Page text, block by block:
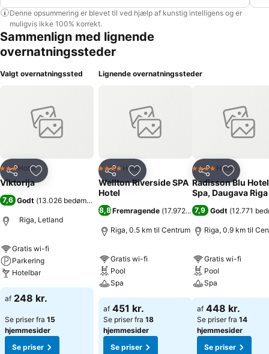
Denne opsummering er blevet til ved hjælp af kunstig intelligens og er
muligvis ikke 100% korrekt.
Sammenlign med lignende
overnatningssteder
Valgt overnatningssted
Del Føj til favoritter
3 Stjerner
Hotel
Viktorija
7,6 Godt (13.026 bedømmelser
Riga, Letland
Gratis wi-fi
Parkering
Hotelbar
af 248 kr.
Se priser fra 15
hjemmesider
Se priser
Lignende overnatningssteder
Del Føj til favoritter
4 StjernerHotel
Wellton Riverside SPA
Hotel
8,8Fremragende (17.972 bedømmelser)
Riga, 0.5 km til Centrum
Gratis wi-fi
Pool
Spa
af 451 kr.
Se priser fra 18
hjemmesider
Se priser
Del Føj til
4 StjernerHotel
Radisson Blu
Spa, Daugava Riga
7,9 Godt (12.771
Riga, 0.9 km til
Gratis wi-fi
Pool
Spa
af 448 kr.
Se priser fra 14
hjemmesider
Se priser